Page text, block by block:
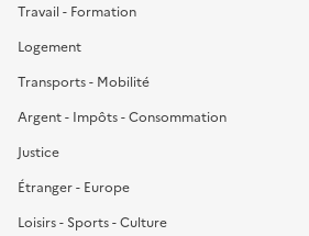
Travail - Formation
Logement
Transports - Mobilité
Argent - Impôts - Consommation
Justice
Étranger - Europe
Loisirs - Sports - Culture